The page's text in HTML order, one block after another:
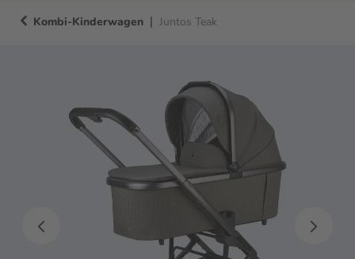
Kombi-Kinderwagen | Juntos Teak